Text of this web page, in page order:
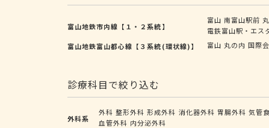
富山地鉄市内線【１・２系統】
富山 南富山駅前
電鉄富山駅・エス
富山地鉄富山都心線【３系統(環状線)】
富山 丸の内 国際
診療科目で絞り込む
外科系
外科 整形外科 形成外科 消化器外科 胃腸外科 気管
血管外科 内分泌外科